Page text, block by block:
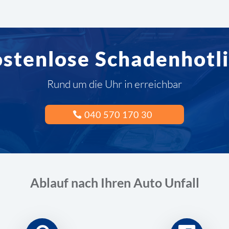
Rund um die Uhr in erreichbar
040 570 170 30
Ablauf nach Ihren Auto Unfall